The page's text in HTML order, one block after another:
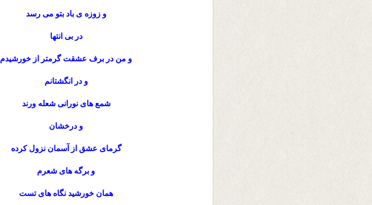
و زوزه ی باد بتو می رسد
در بی انتها
و من در برف عشقت گرمتر از خورشیدم
و در انگشتانم
شمع های نورانی شعله ورند
و درخشان
گرمای عشق از آسمان نزول کرده
و برگه های شعرم
همان خورشید نگاه های تست